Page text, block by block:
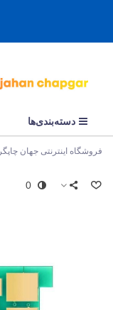
دسته‌بندی‌ها
فروشگاه اینترنتی جهان چاپگر
0